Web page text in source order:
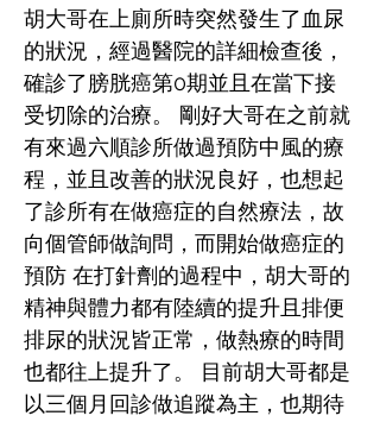
胡大哥在上廁所時突然發生了血尿
的狀況，經過醫院的詳細檢查後，
確診了膀胱癌第0期並且在當下接
受切除的治療。 剛好大哥在之前就
有來過六順診所做過預防中風的療
程，並且改善的狀況良好，也想起
了診所有在做癌症的自然療法，故
向個管師做詢問，而開始做癌症的
預防 在打針劑的過程中，胡大哥的
精神與體力都有陸續的提升且排便
排尿的狀況皆正常，做熱療的時間
也都往上提升了。 目前胡大哥都是
以三個月回診做追蹤為主，也期待